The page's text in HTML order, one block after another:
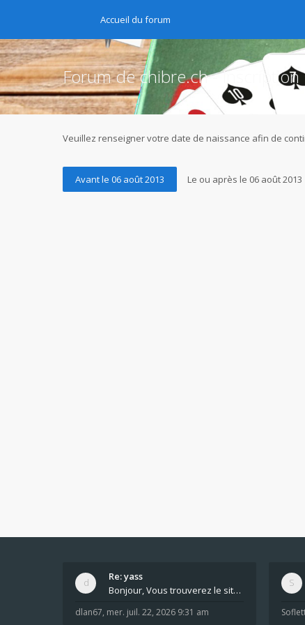
Accueil du forum
Forum de chibre.ch - Inscription
Veuillez renseigner votre date de naissance afin de
Re: yass
Bonjour, Vous trouverez le site ici dans le foru
dlan67, mer. juil. 22, 2026 9:31 am